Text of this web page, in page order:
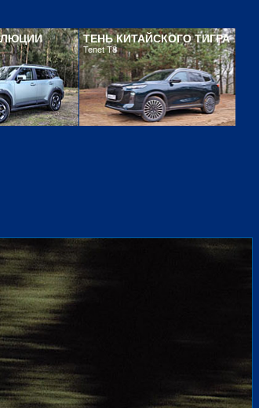
ТЕНЬ КИТАЙСКОГО ТИГРА
Tenet T8